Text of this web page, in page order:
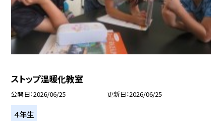
ストップ温暖化教室
公開日 2026/06/25 更新日 2026/06/25
４年生